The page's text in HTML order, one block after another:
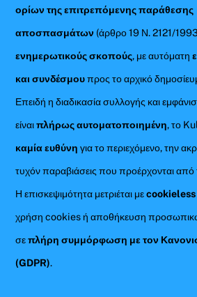
ορίων της επιτρεπόμενης παράθεσης
αποσπασμάτων (άρθρο 19 Ν. 2121/
ενημερωτικούς σκοπούς, με αυτόματη
και συνδέσμουπρος το αρχικό
Επειδή η διαδικασία συλλογής και
είναιπλήρως αυτοματοποιημένη, το
καμία ευθύνη για το περιεχόμενο, την
τυχόν παραβιάσεις που προέρχονται από
Η επισκεψιμότητα μετριέται μεcookieless
χρήση cookies ή αποθήκευση
σεπλήρη συμμόρφωση με τον
(GDPR).